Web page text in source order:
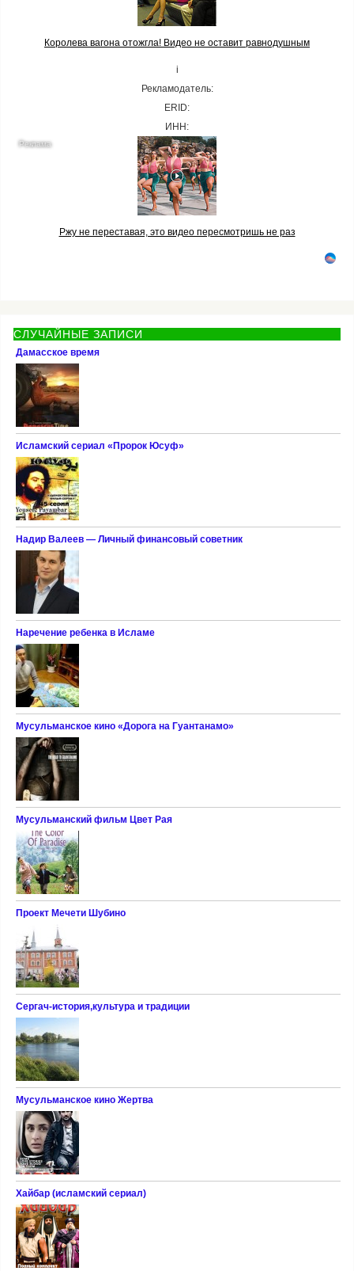
Королева вагона отожгла! Видео не оставит равнодушным
i
Рекламодатель:
ERID:
ИНН:
Ржу не переставая, это видео пересмотришь не раз
СЛУЧАЙНЫЕ ЗАПИСИ
Дамасское время
Исламский сериал «Пророк Юсуф»
Надир Валеев — Личный финансовый советник
Наречение ребенка в Исламе
Мусульманское кино «Дорога на Гуантанамо»
Мусульманский фильм Цвет Рая
Проект Мечети Шубино
Сергач-история,культура и традиции
Мусульманское кино Жертва
Хайбар (исламский сериал)